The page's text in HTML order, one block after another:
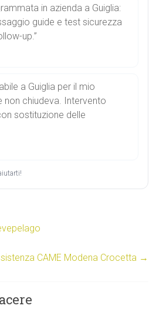
in azienda a Guiglia:
guide e test sicurezza
up.”
a Guiglia per il mio
non chiudeva. Intervento
sostituzione delle
CAME Modena Crocetta →